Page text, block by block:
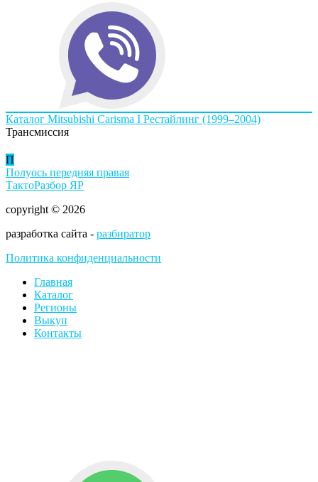
Каталог Mitsubishi Carisma I Рестайлинг (1999–2004)
Трансмиссия
П
Полуось передняя правая
ТактоРазбор ЯР
copyright © 2026
разработка сайта - разбиратор
Политика конфиденциальности
Главная
Каталог
Регионы
Выкуп
Контакты